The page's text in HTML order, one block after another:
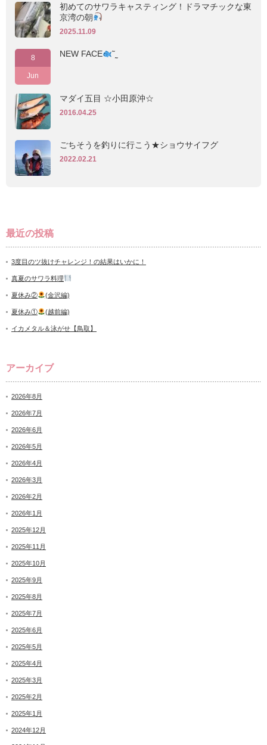
初めてのサワラキャスティング！ドラマチックな東
京湾の朝
2025.11.09
8
Jun
NEW FACE ‪˜˷
マダイ五目 ☆小田原沖☆
2016.04.25
ごちそうを釣りに行こう★ショウサイフグ
2022.02.21
最近の投稿
3度目のツ抜けチャレンジ！の結果はいかに！
真夏のサワラ料理
夏休み② (金沢編)
夏休み① (越前編)
イカメタル＆泳がせ【鳥取】
アーカイブ
2026年8月
2026年7月
2026年6月
2026年5月
2026年4月
2026年3月
2026年2月
2026年1月
2025年12月
2025年11月
2025年10月
2025年9月
2025年8月
2025年7月
2025年6月
2025年5月
2025年4月
2025年3月
2025年2月
2025年1月
2024年12月